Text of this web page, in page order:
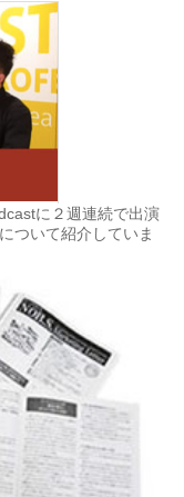
に２週連続で出演
ついて紹介していま